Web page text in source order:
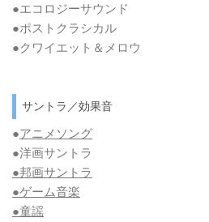
●エコロジーサウンド
●ポストクラシカル
●クワイエット＆メロウ
サントラ／効果音
●アニメソング
●洋画サントラ
●邦画サントラ
●ゲーム音楽
●童謡